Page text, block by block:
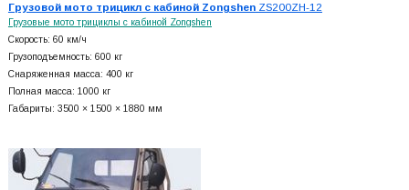
Грузовой мото трицикл с кабиной ZongshenZS200ZH-12
Грузовые мото трициклы с кабиной Zongshen
Скорость: 60 км/ч
Грузоподъемность: 600 кг
Снаряженная масса: 400 кг
Полная масса: 1000 кг
Габариты: 3500 × 1500 × 1880 мм